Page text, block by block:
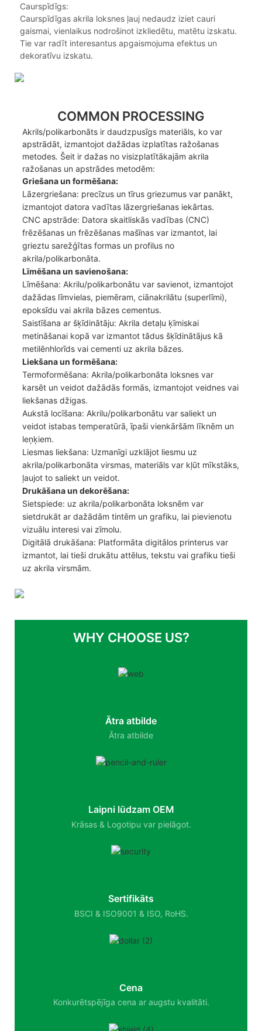
Caurspīdīgs:
Caurspīdīgas akrila loksnes ļauj nedaudz iziet cauri
gaismai, vienlaikus nodrošinot izkliedētu, matētu izskatu.
Tie var radīt interesantus apgaismojuma efektus un
dekoratīvu izskatu.
COMMON PROCESSING
Akrils/polikarbonāts ir daudzpusīgs materiāls, ko var
apstrādāt, izmantojot dažādas izplatītas ražošanas
metodes. Šeit ir dažas no visizplatītākajām akrila
ražošanas un apstrādes metodēm:
Griešana un formēšana:
Lāzergriešana: precīzus un tīrus griezumus var panākt,
izmantojot datora vadītas lāzergriešanas iekārtas.
CNC apstrāde: Datora skaitliskās vadības (CNC)
frēzēšanas un frēzēšanas mašīnas var izmantot, lai
grieztu sarežģītas formas un profilus no
akrila/polikarbonāta.
Līmēšana un savienošana:
Līmēšana: Akrilu/polikarbonātu var savienot, izmantojot
dažādas līmvielas, piemēram, ciānakrilātu (superlīmi),
epoksīdu vai akrila bāzes cementus.
Saistīšana ar šķīdinātāju: Akrila detaļu ķīmiskai
metināšanai kopā var izmantot tādus šķīdinātājus kā
metilēnhlorīds vai cementi uz akrila bāzes.
Liekšana un formēšana:
Termoformēšana: Akrila/polikarbonāta loksnes var
karsēt un veidot dažādās formās, izmantojot veidnes vai
liekšanas džigas.
Aukstā locīšana: Akrilu/polikarbonātu var saliekt un
veidot istabas temperatūrā, īpaši vienkāršām līknēm un
leņķiem.
Liesmas liekšana: Uzmanīgi uzklājot liesmu uz
akrila/polikarbonāta virsmas, materiāls var kļūt mīkstāks,
ļaujot to saliekt un veidot.
Drukāšana un dekorēšana:
Sietspiede: uz akrila/polikarbonāta loksnēm var
sietdrukāt ar dažādām tintēm un grafiku, lai pievienotu
vizuālu interesi vai zīmolu.
Digitālā drukāšana: Platformāta digitālos printerus var
izmantot, lai tieši drukātu attēlus, tekstu vai grafiku tieši
uz akrila virsmām.
WHY CHOOSE US?
Ātra atbilde
Ātra atbilde
Laipni lūdzam OEM
Krāsas & Logotipu var pielāgot.
Sertifikāts
BSCI & ISO9001 & ISO, RoHS.
Cena
Konkurētspējīga cena ar augstu kvalitāti.